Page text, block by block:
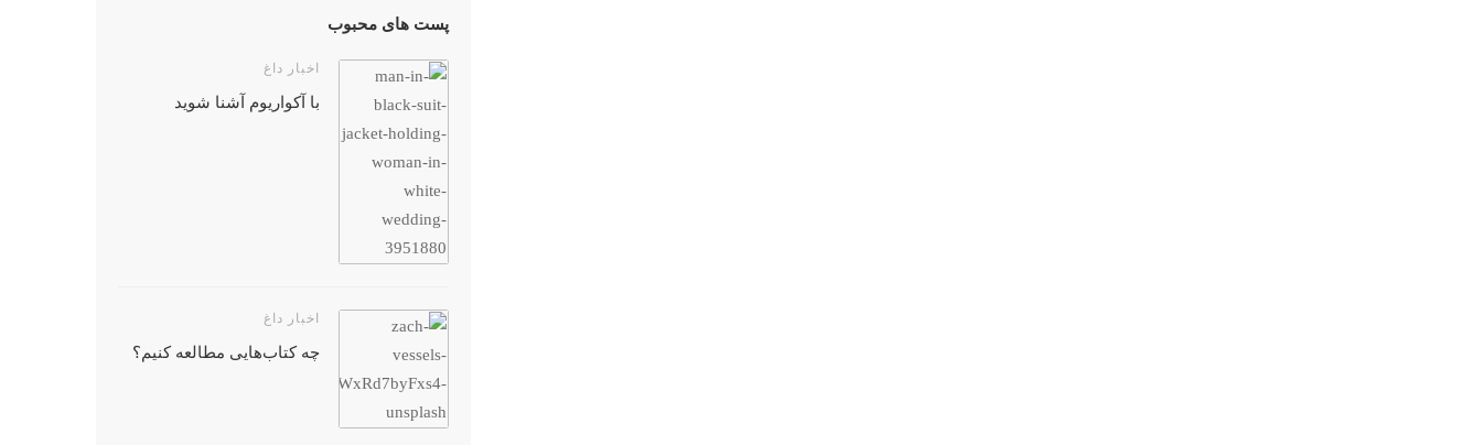
پست های محبوب
اخبار داغ
با آکواریوم آشنا شوید
اخبار داغ
چه کتاب‌هایی مطالعه کنیم؟